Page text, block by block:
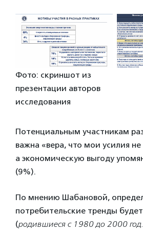
Фото: скриншот из
презентации авторов
исследования
Потенциальным участникам
важна «вера, что мои усилия
а экономическую выгоду
(9%).
По мнению Шабановой,
потребительские тренды
(родившиеся с 1980 до 2000